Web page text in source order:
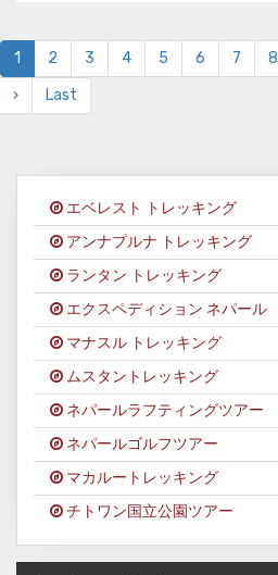
1 2 3 4 5 6 7 8
›
Last
エベレスト トレッキング
アンナプルナ トレッキング
ランタン トレッキング
エクスペディション ネパール
マナスル トレッキング
ムスタントレッキング
ネパールラフティングツアー
ネパールゴルフツアー
マカルートレッキング
チトワン国立公園ツアー